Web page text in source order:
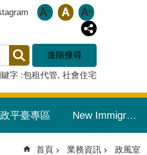
進階搜尋
字 包租代管 社會住宅
平臺專區 New Immigrants Resource Portal/新住民友善專區
首頁 業務資訊 政風室